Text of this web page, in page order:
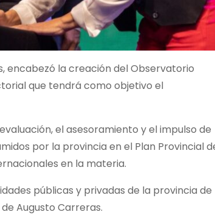
encabezó la creación del Observatorio
que tendrá como objetivo el
el asesoramiento y el impulso de
por la provincia en el Plan Provincial
en la materia.
públicas y privadas de la provincia de
Augusto Carreras.